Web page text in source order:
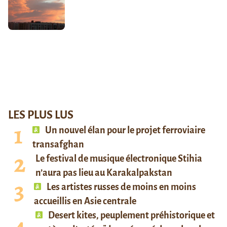
LES PLUS LUS
Un nouvel élan pour le projet ferroviaire
transafghan
Le festival de musique électronique Stihia
n’aura pas lieu au Karakalpakstan
Les artistes russes de moins en moins
accueillis en Asie centrale
Desert kites, peuplement préhistorique et